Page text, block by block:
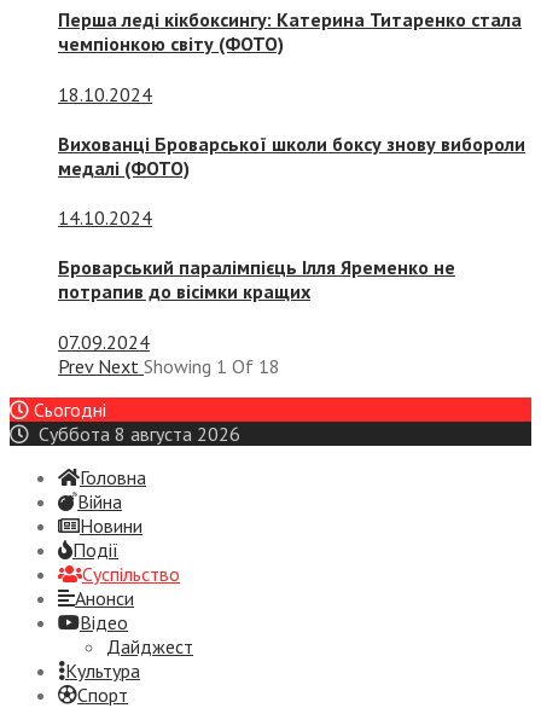
Перша леді кікбоксингу: Катерина Титаренко стала
чемпіонкою світу (ФОТО)
18.10.2024
Вихованці Броварської школи боксу знову вибороли
медалі (ФОТО)
14.10.2024
Броварський паралімпієць Ілля Яременко не
потрапив до вісімки кращих
07.09.2024
Prev Next Showing 1 Of 18
Сьогодні
Суббота 8 августа 2026
Головна
Війна
Новини
Події
Суспiльство
Анонси
Відео
Дайджест
Культура
Спорт